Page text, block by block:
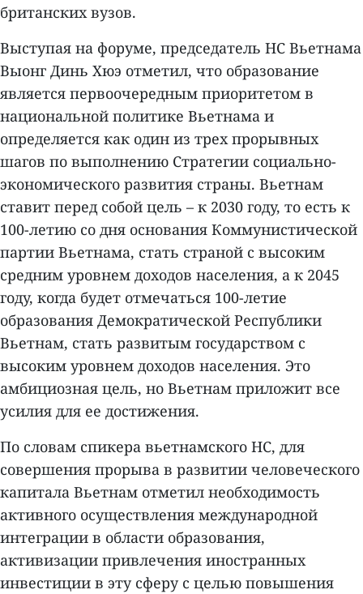
британских вузов.
Выступая на форуме, председатель НС Вьетнама
Выонг Динь Хюэ отметил, что образование
является первоочередным приоритетом в
национальной политике Вьетнама и
определяется как один из трех прорывных
шагов по выполнению Стратегии социально-
экономического развития страны. Вьетнам
ставит перед собой цель – к 2030 году, то есть к
100-летию со дня основания Коммунистической
партии Вьетнама, стать страной с высоким
средним уровнем доходов населения, а к 2045
году, когда будет отмечаться 100-летие
образования Демократической Республики
Вьетнам, стать развитым государством с
высоким уровнем доходов населения. Это
амбициозная цель, но Вьетнам приложит все
усилия для ее достижения.
По словам спикера вьетнамского НС, для
совершения прорыва в развитии человеческого
капитала Вьетнам отметил необходимость
активного осуществления международной
интеграции в области образования,
активизации привлечения иностранных
инвестиции в эту сферу с целью повышения